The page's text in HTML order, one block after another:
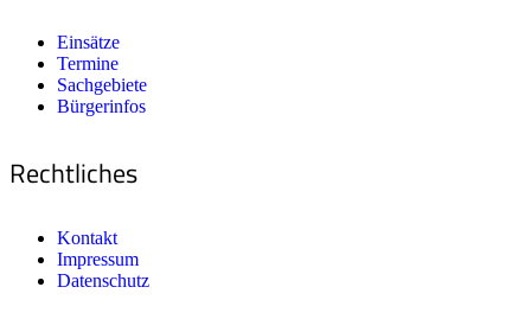
Einsätze
Termine
Sachgebiete
Bürgerinfos
Rechtliches
Kontakt
Impressum
Datenschutz